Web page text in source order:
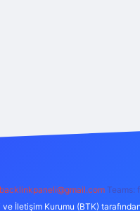
Teams:
İletişim Kurumu (BTK)